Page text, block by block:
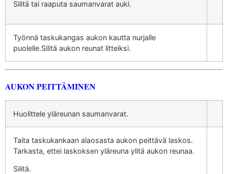
Silitä tai raaputa saumanvarat auki.
Työnnä taskukangas aukon kautta nurjalle
puolelle.Silitä aukon reunat litteiksi.
AUKON PEITTÄMINEN
Huolittele yläreunan saumanvarat.
Taita taskukankaan alaosasta aukon peittävä laskos.
Tarkasta, ettei laskoksen yläreuna ylitä aukon reunaa.
Silitä.